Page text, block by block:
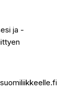
ja -